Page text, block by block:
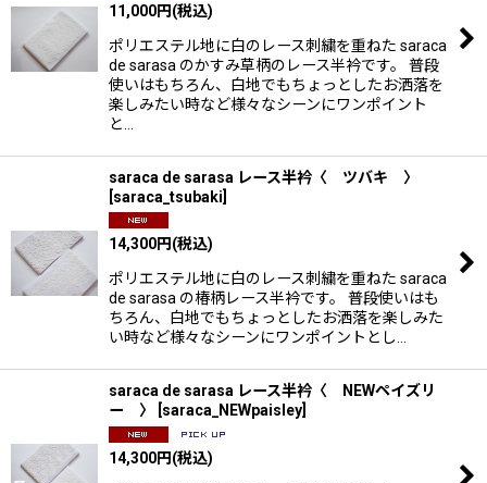
11,000円(税込)
ポリエステル地に白のレース刺繍を重ねた saraca
de sarasa のかすみ草柄のレース半衿です。 普段
使いはもちろん、白地でもちょっとしたお洒落を
楽しみたい時など様々なシーンにワンポイント
と…
saraca de sarasa レース半衿〈 ツバキ 〉
saraca_tsubaki
14,300円(税込)
ポリエステル地に白のレース刺繍を重ねた saraca
de sarasa の椿柄レース半衿です。 普段使いはも
ちろん、白地でもちょっとしたお洒落を楽しみた
い時など様々なシーンにワンポイントとし…
saraca de sarasa レース半衿〈 NEWペイズリ
ー 〉
saraca_NEWpaisley
14,300円(税込)